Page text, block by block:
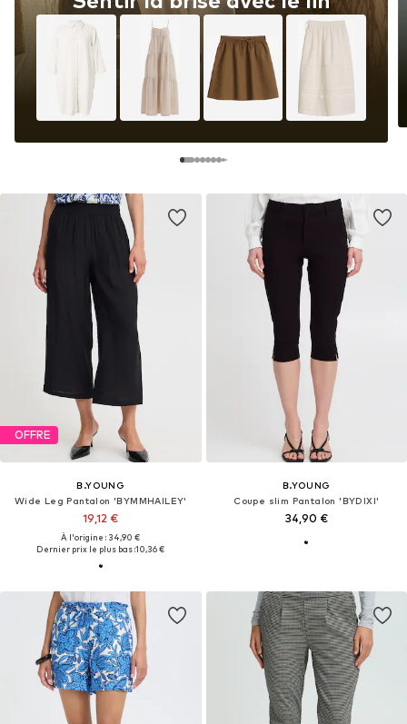
OFFRE
B.YOUNG
Wide Leg Pantalon 'BYMMHAILEY'
19,12 €
À l'origine : 34,90 €
Dernier prix le plus bas :10,36 €
B.YOUNG
Coupe slim Pantalon 'BYDIXI'
34,90 €